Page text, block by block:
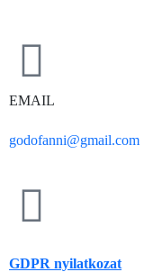
EMAIL
godofanni@gmail.com
GDPR nyilatkozat